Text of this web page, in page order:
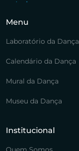
Menu
Laboratório da Dança
Calendário da Dança
Mural da Dança
Museu da Dança
Institucional